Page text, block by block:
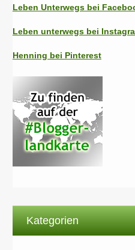
Leben Unterwegs bei
Leben unterwegs bei
Henning bei Pinterest
Kategorien